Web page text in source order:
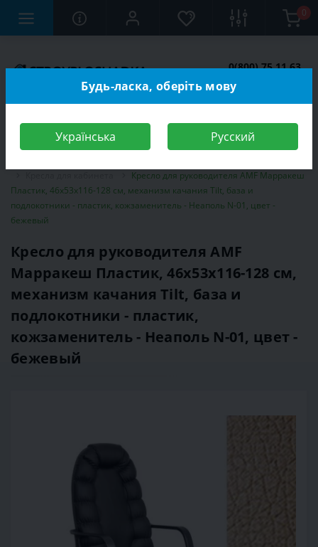
0
0(800) 75 11 63
Кресло для руководителя AMF Марракеш
Пластик, 46х53х116-128 см, механизм качания Tilt, база и
подлокотники - пластик, кожзаменитель - Неаполь N-01, цвет -
бежевый
Кресло для руководителя AMF
Марракеш Пластик, 46х53х116-128 см,
механизм качания Tilt, база и
подлокотники - пластик,
кожзаменитель - Неаполь N-01, цвет -
бежевый
Будь-ласка, оберіть мову
Українська Русский